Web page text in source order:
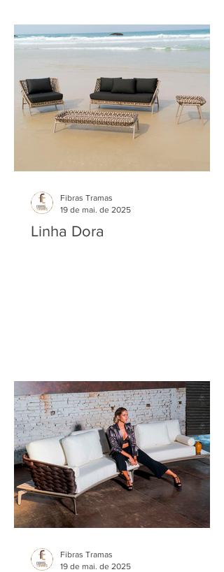
Linha Dora
Fibras Tramas
19 de mai. de 2025
Fibras Tramas
19 de mai. de 2025